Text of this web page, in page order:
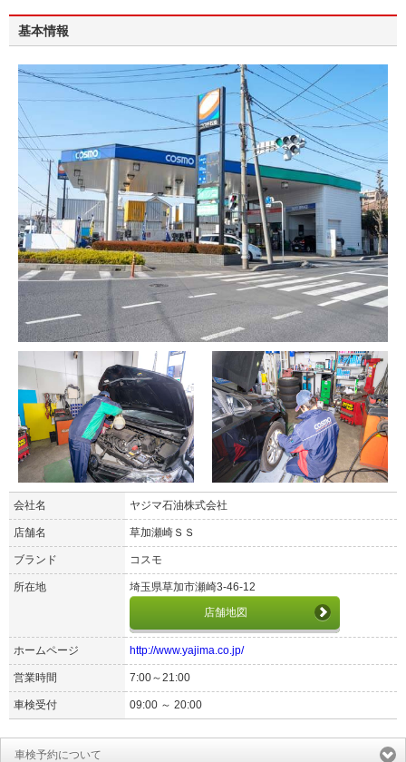
ります。
基本情報
会社名 ヤジマ石油株式会社
店舗名 草加瀬崎ＳＳ
ブランド コスモ
所在地
埼玉県草加市瀬崎3-46-12
店舗地図
ホームページ http://www.yajima.co.jp/
営業時間 7:00～21:00
車検受付 09:00 ～ 20:00
車検予約について